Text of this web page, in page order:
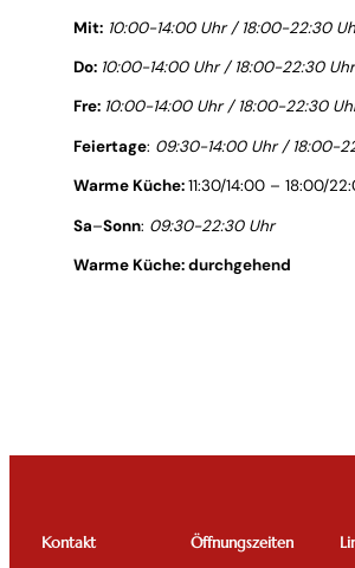
Mit: 10:00-14:00 Uhr / 18:00-22:30
Do: 10:00-14:00 Uhr / 18:00-22:30Uhr
Fre: 10:00-14:00 Uhr / 18:00-22:30
Feiertage: 09:30-14:00 Uhr / 18:00-
WarmeKüche:11:30/14:00 – 18:00/
Sa–Sonn: 09:30-22:30 Uhr
WarmeKüche:durchgehend
Kontakt Öffnungszeiten